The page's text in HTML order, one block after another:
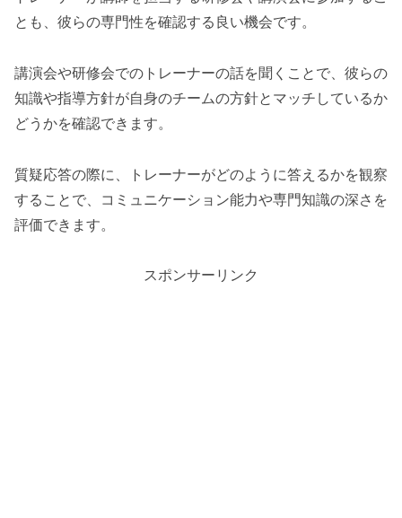
とも、彼らの専門性を確認する良い機会です。
講演会や研修会でのトレーナーの話を聞くことで、彼らの
知識や指導方針が自身のチームの方針とマッチしているか
どうかを確認できます。
質疑応答の際に、トレーナーがどのように答えるかを観察
することで、コミュニケーション能力や専門知識の深さを
評価できます。
スポンサーリンク